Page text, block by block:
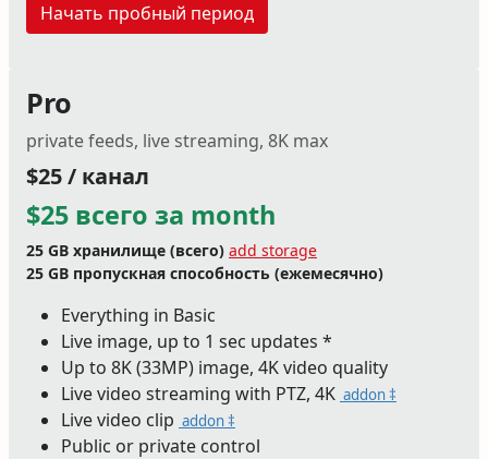
Начать пробный период
Pro
private feeds, live streaming, 8K max
$25 / канал
$25 всего за month
25 GB хранилище (всего) add storage
25 GB пропускная способность (ежемесячно)
Everything in Basic
Live image, up to 1 sec updates *
Up to 8K (33MP) image, 4K video quality
Live video streaming with PTZ, 4K addon ‡
Live video clip addon ‡
Public or private control